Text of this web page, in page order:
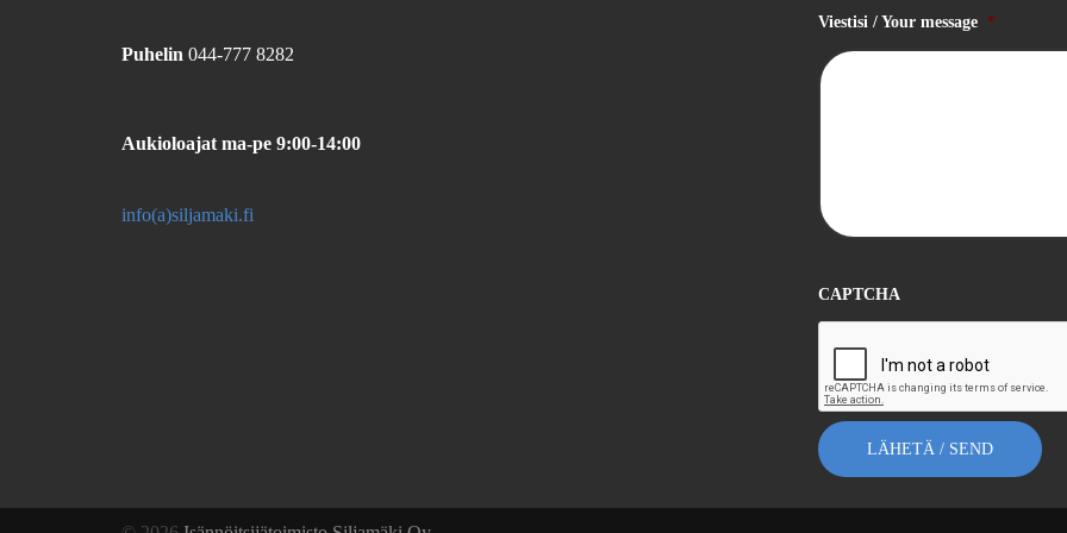
Puhelin 044-777 8282
Aukioloajat ma-pe 9:00-14:00
info(a)siljamaki.fi
Viestisi / Your message *
CAPTCHA